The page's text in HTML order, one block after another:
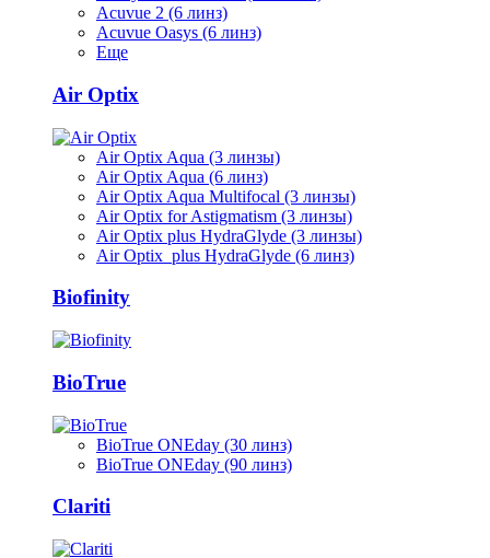
Acuvue 2 (6 линз)
Acuvue Oasys (6 линз)
Еще
Air Optix
Air Optix Aqua (3 линзы)
Air Optix Aqua (6 линз)
Air Optix Aqua Multifocal (3 линзы)
Air Optix for Astigmatism (3 линзы)
Air Optix plus HydraGlyde (3 линзы)
Air Optix plus HydraGlyde (6 линз)
Biofinity
BioTrue
BioTrue ONEday (30 линз)
BioTrue ONEday (90 линз)
Clariti